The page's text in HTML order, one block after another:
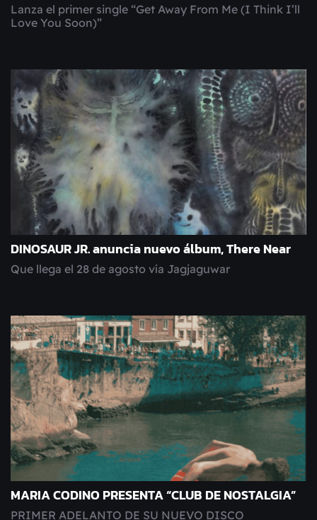
Lanza el primer single “Get Away From Me (I Think I’ll
Love You Soon)”
DINOSAUR JR. anuncia nuevo álbum, There Near
Que llega el 28 de agosto vía Jagjaguwar
MARIA CODINO PRESENTA “CLUB DE NOSTALGIA”
PRIMER ADELANTO DE SU NUEVO DISCO